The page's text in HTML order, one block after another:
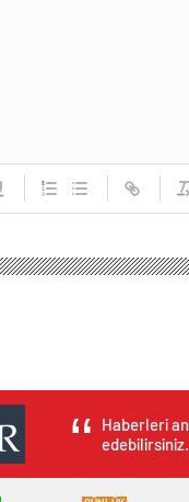
Haberleri
edebilirsiniz.